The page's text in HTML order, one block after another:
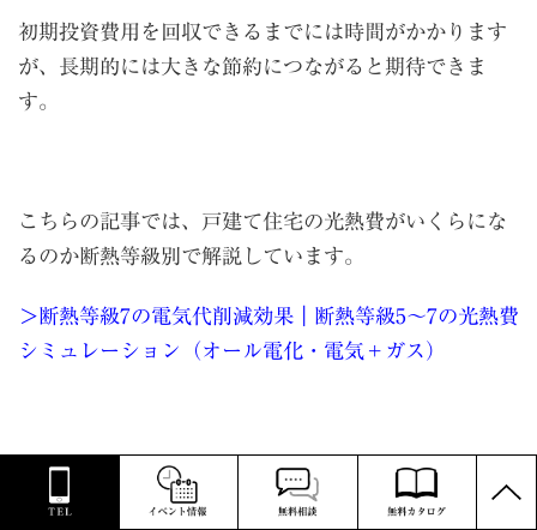
初期投資費用を回収できるまでには時間がかかります
が、長期的には大きな節約につながると期待できま
す。
こちらの記事では、戸建て住宅の光熱費がいくらにな
るのか断熱等級別で解説しています。
＞断熱等級7の電気代削減効果｜断熱等級5〜7の光熱費
シミュレーション（オール電化・電気＋ガス）
福井で二世帯住宅を建てたい方は、 ノークホームズ
お問い合わせください。
TOP